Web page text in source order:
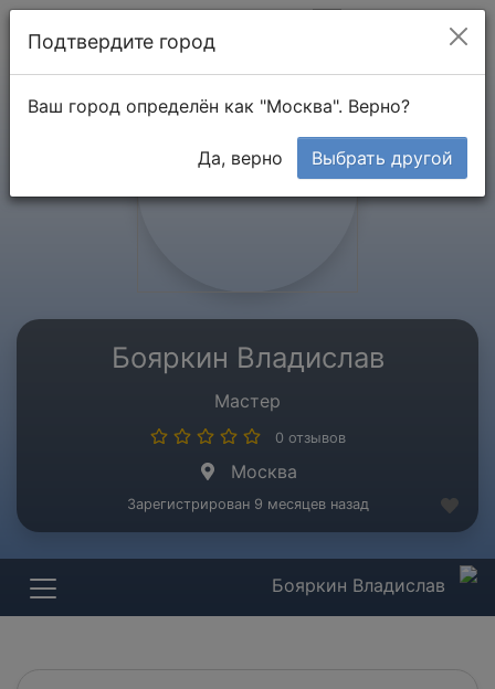
Бояркин Владислав
Мастер
0 отзывов
Москва
Зарегистрирован 9 месяцев назад
Бояркин Владислав
Подтвердите город
Ваш город определён как "Москва". Верно?
Да, верно Выбрать другой